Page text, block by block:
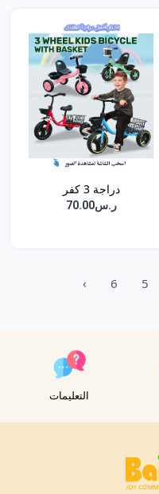
دراجة 3 كفر
ر.س70.00
5
6
›
التعليمات